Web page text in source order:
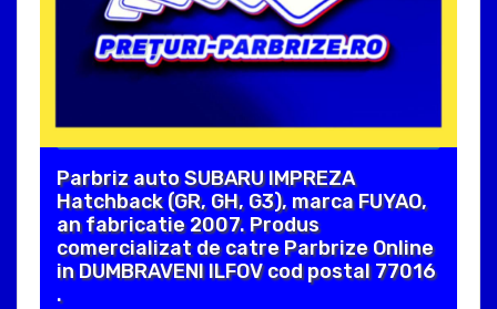
Parbriz auto SUBARU IMPREZA
Hatchback (GR, GH, G3), marca FUYAO,
an fabricatie 2007. Produs
comercializat de catre Parbrize Online
in DUMBRAVENI ILFOV cod postal 77016
.